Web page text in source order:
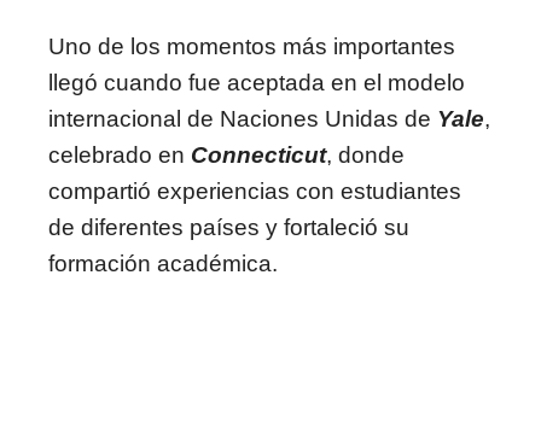
Uno de los momentos más importantes
llegó cuando fue aceptada en el modelo
internacional de Naciones Unidas de Yale,
celebrado en Connecticut, donde
compartió experiencias con estudiantes
de diferentes países y fortaleció su
formación académica.